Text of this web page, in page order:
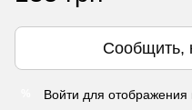
Сообщить,
Войти для отображения